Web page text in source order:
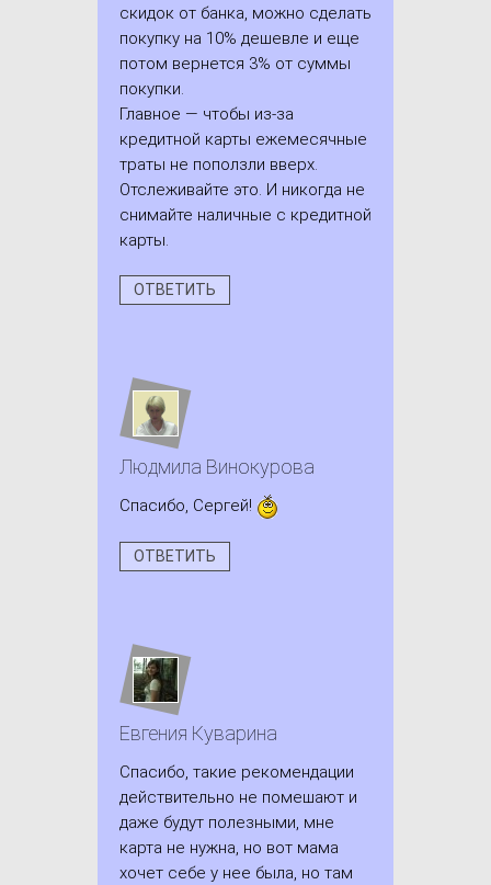
скидок от банка, можно сделать
покупку на 10% дешевле и еще
потом вернется 3% от суммы
покупки.
Главное — чтобы из-за
кредитной карты ежемесячные
траты не поползли вверх.
Отслеживайте это. И никогда не
снимайте наличные с кредитной
карты.
ОТВЕТИТЬ
Людмила Винокурова
Спасибо, Сергей!
ОТВЕТИТЬ
Евгения Куварина
Спасибо, такие рекомендации
действительно не помешают и
даже будут полезными, мне
карта не нужна, но вот мама
хочет себе у нее была, но там